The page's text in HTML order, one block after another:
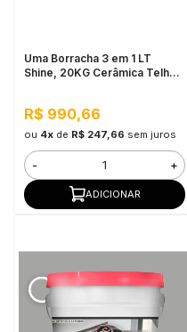
Uma Borracha 3 em 1 LT
Shine, 20KG Cerâmica Telha -
R$ 990,66
ou 4xde R$ 247,66 sem juros
- +
ADICIONAR